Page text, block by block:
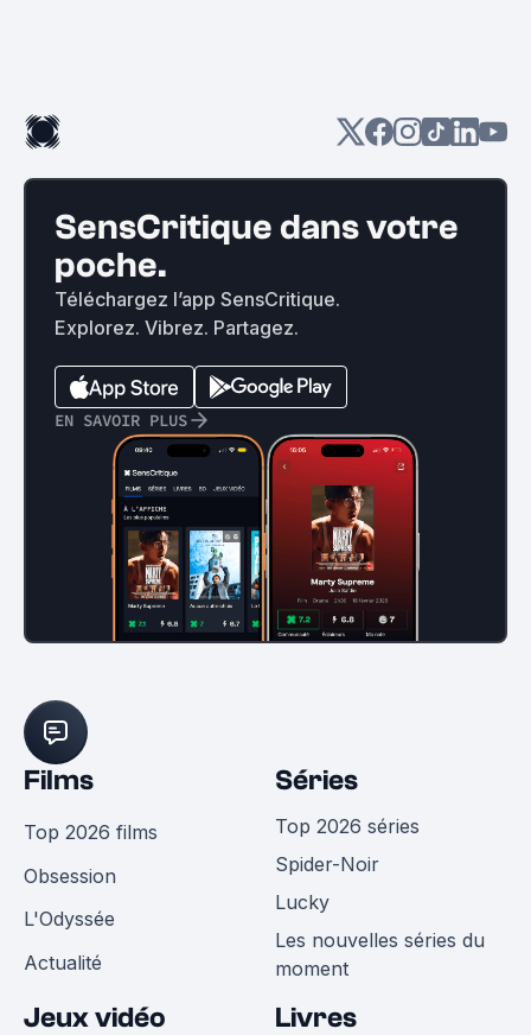
SensCritique dans votre
poche.
Téléchargez l’app SensCritique.
Explorez. Vibrez. Partagez.
EN SAVOIR PLUS
Films
Top 2026 films
Obsession
L'Odyssée
Actualité
Séries
Top 2026 séries
Spider-Noir
Lucky
Les nouvelles séries du
moment
Jeux vidéo Livres